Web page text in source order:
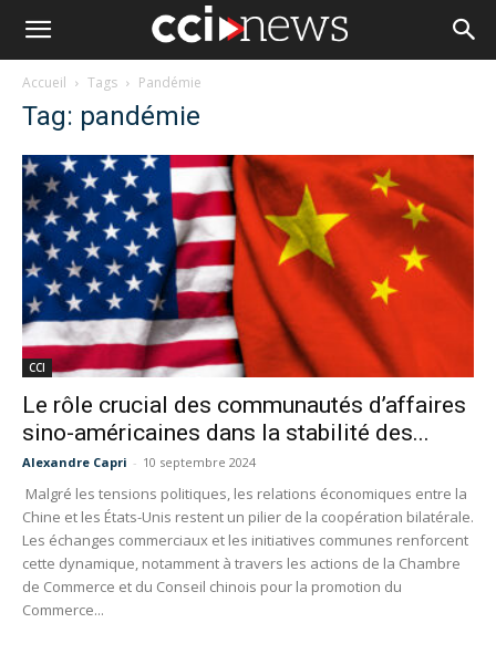
Accueil Tags Pandémie
Tag: pandémie
CCI
Le rôle crucial des communautés d’affaires
sino-américaines dans la stabilité des...
Alexandre Capri - 10 septembre 2024
Malgré les tensions politiques, les relations économiques entre la
Chine et les États-Unis restent un pilier de la coopération bilatérale.
Les échanges commerciaux et les initiatives communes renforcent
cette dynamique, notamment à travers les actions de la Chambre
de Commerce et du Conseil chinois pour la promotion du
Commerce...